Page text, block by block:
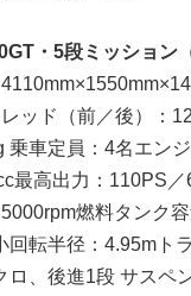
・5段ミッション
ッド（前／後）：
乗車定員：4名︎エン
最高出力：110PS
燃料タンク
回転半径：4.95m︎ト
ロ、後進1段 ︎サスペ